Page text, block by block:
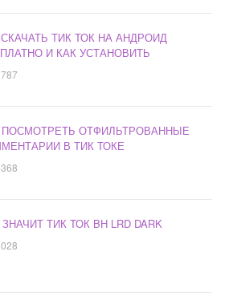
СКАЧАТЬ ТИК ТОК НА АНДРОИД
И КАК УСТАНОВИТЬ
ПОСМОТРЕТЬ ОТФИЛЬТРОВАННЫЕ
В ТИК ТОКЕ
ТИК ТОК BH LRD DARK